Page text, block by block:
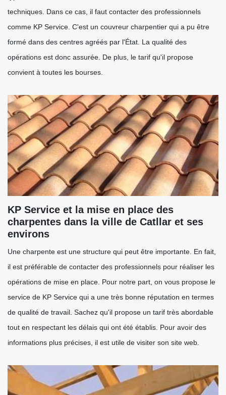
techniques. Dans ce cas, il faut contacter des professionnels
comme KP Service. C'est un couvreur charpentier qui a pu être
formé dans des centres agréés par l'État. La qualité des
opérations est donc assurée. De plus, le tarif qu'il propose
convient à toutes les bourses.
KP Service et la mise en place des
charpentes dans la ville de Catllar et ses
environs
Une charpente est une structure qui peut être importante. En fait,
il est préférable de contacter des professionnels pour réaliser les
opérations de mise en place. Pour notre part, on vous propose le
service de KP Service qui a une très bonne réputation en termes
de qualité de travail. Sachez qu'il propose un tarif très abordable
tout en respectant les délais qui ont été établis. Pour avoir des
informations plus précises, il est utile de visiter son site web.